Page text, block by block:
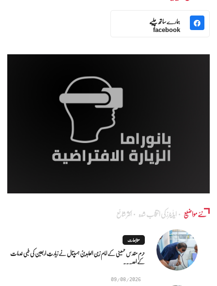
ہمارے ساتھ چلیے
facebook
نئے مواضیع ایڈٰیٹرز کی انتخاب شدہ اکثر شائع
متابعات
حرم مقدس حسینی کے امام زین العابدینؑ ہسپتال نے زیارتِ اربعین کی طبی خدمات
کے اعد...
09/08/2026